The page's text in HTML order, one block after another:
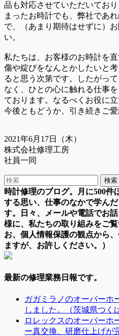
品も対応させていただいてお
まったお時計でも、弊社であ
で、（あまり期待はせずに）
い。
私たちは、お客様のお時計を
傷や綻びをなんとかしたいと
ると思う次第です。したがっ
なく、ひとの心に触れる仕事
ております。なるべくお役に
今後ともどうか、引き続きご愛
2021年6月17日（木）
株式会社修理工房
社員一同
時計修理のブログ。月に500件
する思い、仕事のなかで学ん
す。日々、メールや電話でお
様に、私たちの取り組みをご
お、個人情報保護の観点から
ますが、お許しください。）
最新の修理業務日報です。
ガガミラノのオーバーホ
しました。（茨城県つく
ロレックスのオーバーホ
ー真交換、研磨仕上げが